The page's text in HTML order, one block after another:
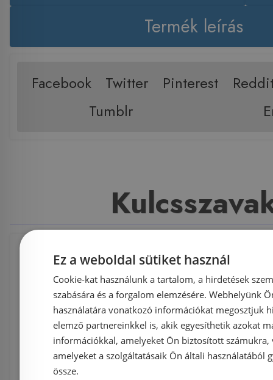
Termék leírás
Facebook Twitter Pinterest
Tumblr
Fürdőszoba és szaniter , Fürdőszoba
Kolo termékek , Kolo , Primo ,
Fürdőszoba bútor , kiegészítők ,
Kolo Primo 55 cm fürdőszobabútor
Ez a weboldal sütiket használ
Cookie-kat használunk a tartalom, a hirdetések
szabására és a forgalom elemzésére. Webhelyünk
használatára vonatkozó információkat megosztjuk
elemző partnereinkkel is, akik egyesíthetik azokat
információkkal, amelyeket Ön biztosított számukra,
amelyeket a szolgáltatásaik Ön általi használatából
össze.